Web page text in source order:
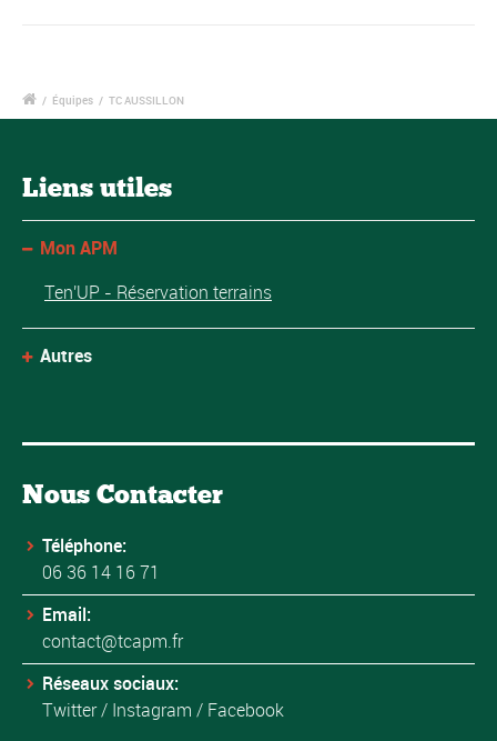
/ Équipes / TC AUSSILLON
Liens utiles
Mon APM
Ten'UP - Réservation terrains
Autres
Nous Contacter
Téléphone:
06 36 14 16 71
Email:
contact@tcapm.fr
Réseaux sociaux:
Twitter/ Instagram / Facebook